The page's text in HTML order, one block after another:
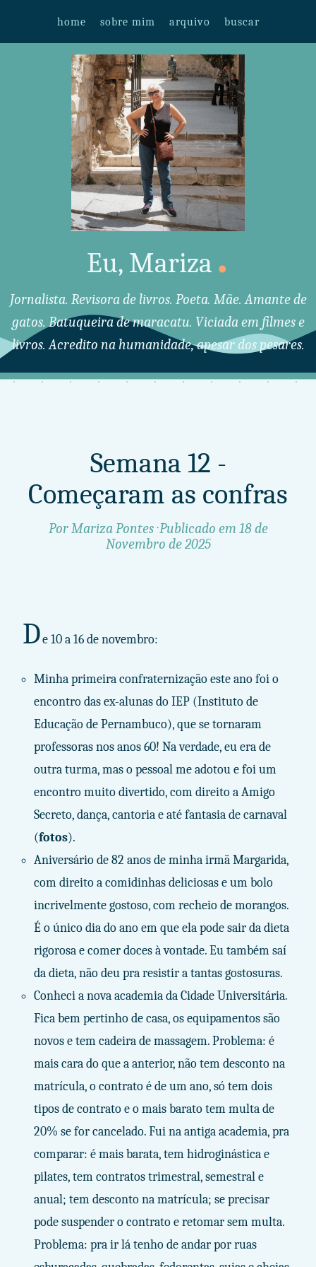
home sobre mim arquivo buscar
Eu, Mariza.
Jornalista. Revisora de livros. Poeta. Mãe. Amante de
gatos. Batuqueira de maracatu. Viciada em filmes e
livros. Acredito na humanidade, apesar dos pesares.
Semana 12 -
Começaram as confras
Por Mariza Pontes · Publicado em 18 de
Novembro de 2025
De 10 a 16 de novembro:
Minha primeira confraternização este ano foi o
encontro das ex-alunas do IEP (Instituto de
Educação de Pernambuco), que se tornaram
professoras nos anos 60! Na verdade, eu era de
outra turma, mas o pessoal me adotou e foi um
encontro muito divertido, com direito a Amigo
Secreto, dança, cantoria e até fantasia de carnaval
(fotos).
Aniversário de 82 anos de minha irmã Margarida,
com direito a comidinhas deliciosas e um bolo
incrivelmente gostoso, com recheio de morangos.
É o único dia do ano em que ela pode sair da dieta
rigorosa e comer doces à vontade. Eu também saí
da dieta, não deu pra resistir a tantas gostosuras.
Conheci a nova academia da Cidade Universitária.
Fica bem pertinho de casa, os equipamentos são
novos e tem cadeira de massagem. Problema: é
mais cara do que a anterior, não tem desconto na
matrícula, o contrato é de um ano, só tem dois
tipos de contrato e o mais barato tem multa de
20% se for cancelado. Fui na antiga academia, pra
comparar: é mais barata, tem hidroginástica e
pilates, tem contratos trimestral, semestral e
anual; tem desconto na matrícula; se precisar
pode suspender o contrato e retomar sem multa.
Problema: pra ir lá tenho de andar por ruas